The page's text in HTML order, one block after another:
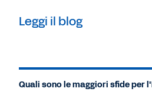
Leggi il blog
Quali sono le maggiori sfide per